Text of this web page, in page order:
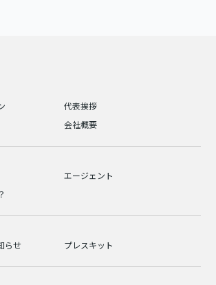
代表挨拶
会社概要
エージェント
らせ プレスキット